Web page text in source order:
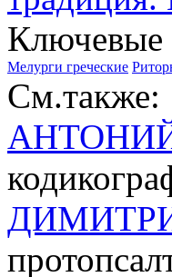
Ключевые
Мелурги греческие
См.также: